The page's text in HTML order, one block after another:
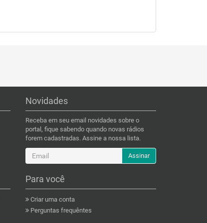
Novidades
Receba em seu email novidades sobre o
portal, fique sabendo quando novas rádios
forem cadastradas. Assine a nossa lista.
Assinar
Para você
Criar uma conta
Perguntas frequêntes